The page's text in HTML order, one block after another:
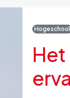
Hogeschool